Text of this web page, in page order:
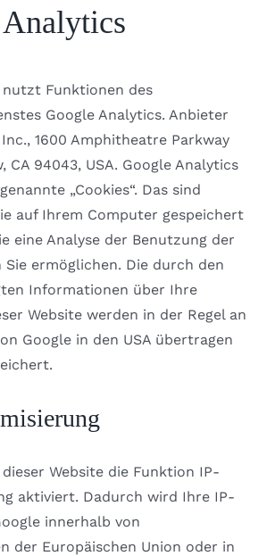
nutzt Funktionen des
Google Analytics. Anbieter
1600 Amphitheatre Parkway
CA 94043, USA. Google Analytics
„Cookies“. Das sind
auf Ihrem Computer gespeichert
eine Analyse der Benutzung der
Sie ermöglichen. Die durch den
Informationen über Ihre
Website werden in der Regel an
Google in den USA übertragen
Website die Funktion IP-
aktiviert. Dadurch wird Ihre IP-
innerhalb von
der Europäischen Union oder in